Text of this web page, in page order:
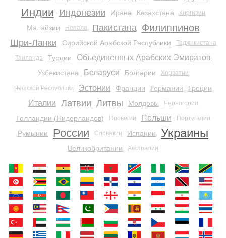
Индии Индонезии Ирана Казахстана Киргизии
Малайзии Непала Пакистана Филиппинов
Шри-Ланки Сирийской Арабской Республики Таджикистана
Таиланда Турции Объединенных Арабских Эмиратов
Узбекистана Беларуси Болгарии Хорватии
Чешской Республики Эстонии Франции Германии Греции
Италии Латвии Литвы Молдовы Черногории
Голландии (Нидерландов) Норвегии Польши Португалии
Румынии России Словакии Испании Украины
Великобритании Австралии